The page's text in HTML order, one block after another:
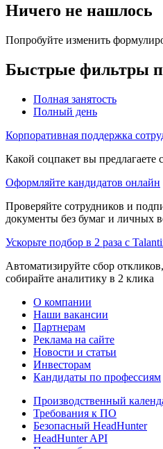
Ничего не нашлось
Попробуйте изменить
Быстрые фильтры
Полная занятость
Полный день
Корпоративная поддержка
Какой соцпакет вы
Оформляйте кандидатов онлайн
Проверяйте сотрудников и
документы без бумаг и личных
Ускорьте подбор в 2 раза с
Автоматизируйте сбор
собирайте аналитику в 2 клика
О компании
Наши вакансии
Партнерам
Реклама на сайте
Новости и статьи
Инвесторам
Кандидаты по профессиям
Производственный
Требования к ПО
Безопасный HeadHunter
HeadHunter API